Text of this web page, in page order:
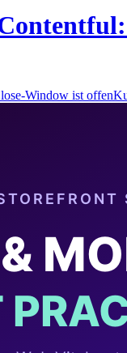
Window ist